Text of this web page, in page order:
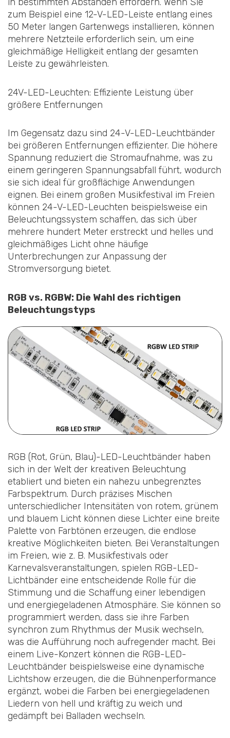
zum Beispiel eine 12-V-LED-Leiste entlang eines
50 Meter langen Gartenwegs installieren, können
mehrere Netzteile erforderlich sein, um eine
gleichmäßige Helligkeit entlang der gesamten
Leiste zu gewährleisten.
24V-LED-Leuchten: Effiziente Leistung über
größere Entfernungen
Im Gegensatz dazu sind 24-V-LED-Leuchtbänder
bei größeren Entfernungen effizienter. Die höhere
Spannung reduziert die Stromaufnahme, was zu
einem geringeren Spannungsabfall führt, wodurch
sie sich ideal für großflächige Anwendungen
eignen. Bei einem großen Musikfestival im Freien
können 24-V-LED-Leuchten beispielsweise ein
Beleuchtungssystem schaffen, das sich über
mehrere hundert Meter erstreckt und helles und
gleichmäßiges Licht ohne häufige
Unterbrechungen zur Anpassung der
Stromversorgung bietet.
RGB vs. RGBW: Die Wahl des richtigen
Beleuchtungstyps
RGB (Rot, Grün, Blau)-LED-Leuchtbänder haben
sich in der Welt der kreativen Beleuchtung
etabliert und bieten ein nahezu unbegrenztes
Farbspektrum. Durch präzises Mischen
unterschiedlicher Intensitäten von rotem, grünem
und blauem Licht können diese Lichter eine breite
Palette von Farbtönen erzeugen, die endlose
kreative Möglichkeiten bieten. Bei Veranstaltungen
im Freien, wie z. B. Musikfestivals oder
Karnevalsveranstaltungen, spielen RGB-LED-
Lichtbänder eine entscheidende Rolle für die
Stimmung und die Schaffung einer lebendigen
und energiegeladenen Atmosphäre. Sie können so
programmiert werden, dass sie ihre Farben
synchron zum Rhythmus der Musik wechseln,
was die Aufführung noch aufregender macht. Bei
einem Live-Konzert können die RGB-LED-
Leuchtbänder beispielsweise eine dynamische
Lichtshow erzeugen, die die Bühnenperformance
ergänzt, wobei die Farben bei energiegeladenen
Liedern von hell und kräftig zu weich und
gedämpft bei Balladen wechseln.